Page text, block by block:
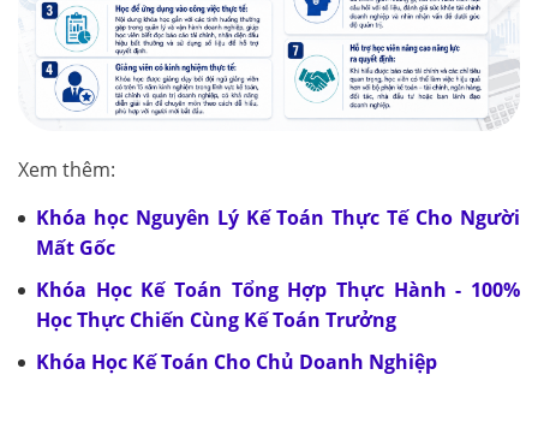
Xem thêm:
Khóa học Nguyên Lý Kế Toán Thực Tế Cho Người
Mất Gốc
Khóa Học Kế Toán Tổng Hợp Thực Hành - 100%
Học Thực Chiến Cùng Kế Toán Trưởng
Khóa Học Kế Toán Cho Chủ Doanh Nghiệp